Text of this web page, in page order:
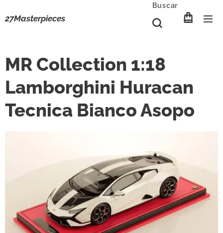
27Masterpieces
Buscar
MR Collection 1:18
Lamborghini Huracan
Tecnica Bianco Asopo